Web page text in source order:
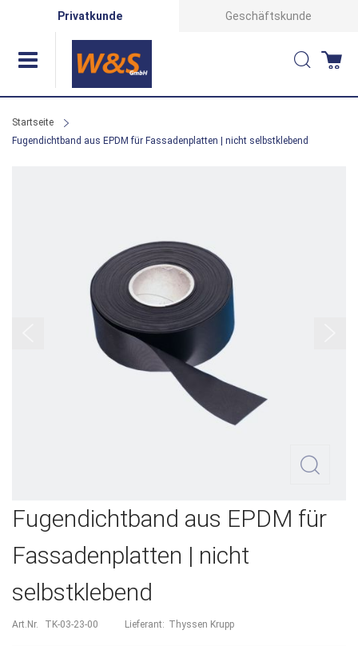
Privatkunde Geschäftskunde
Suche
Startseite
Fugendichtband aus EPDM für Fassadenplatten | nicht selbstklebend
Zum
Anfang
der
Bildergalerie
Fugendichtband aus EPDM für
Fassadenplatten | nicht
selbstklebend
Art.Nr. TK-03-23-00 Lieferant: Thyssen Krupp